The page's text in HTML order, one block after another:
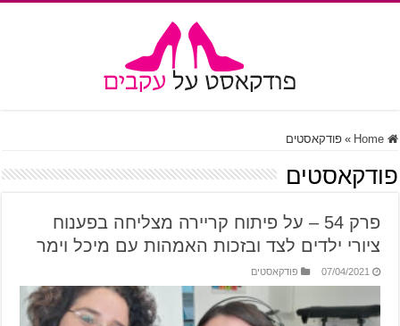
Home
» פודקאסטים
פודקאסטים
פרק 54 – על פיתוח קריירה מצליחה בפענוח
ציורי ילדים לצד ובזכות האמהות עם מיכל וימר
07/04/2021 פודקאסטים